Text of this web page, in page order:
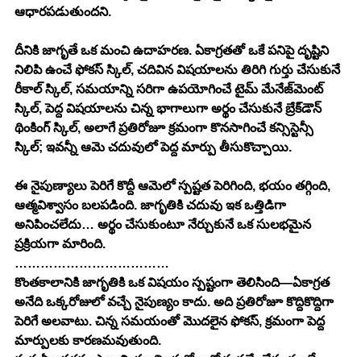
ఆధారపడుతుందని.
దీనికి జాగృతే ఒక మంచి ఉదాహరణ. ఏకాగ్రతతో ఒకే పనిపై దృష్టిని
నిలిపి ఉంచే ఫోకస్ స్కిల్, చదివిన విషయాలను తిరిగి గుర్తు చేసుకునే
రీకాల్ స్కిల్, సమయాన్ని సరిగా ఉపయోగించే టైమ్ మేనేజ్‌మెంట్
స్కిల్, పెద్ద విషయాలను చిన్న భాగాలుగా అర్థం చేసుకునే బ్రేక్‌డౌన్
థింకింగ్ స్కిల్, అలాగే ప్రతిరోజూ క్రమంగా కొనసాగించే కన్సిస్టెన్సీ
స్కిల్; ఇవన్నీ ఆమె చదువులో పెద్ద మార్పు తీసుకొచ్చాయి.
ఈ నైపుణ్యాలు పెరిగే కొద్దీ ఆమెలో స్పష్టత పెరిగింది, భయం తగ్గింది,
ఆత్మవిశ్వాసం బలపడింది. జాగృతికి చదువు ఇక ఒత్తిడిగా
అనిపించలేదు… అర్థం చేసుకుంటూ నేర్చుకునే ఒక సులభమైన
ప్రక్రియగా మారింది.
………………………………
కొంతకాలానికి జాగృతికి ఒక విషయం స్పష్టంగా తెలిసింది—ఏకాగ్రత
అనేది ఒక్కరోజులో వచ్చే నైపుణ్యం కాదు. అది ప్రతిరోజూ కొద్దికొద్దిగా
పెరిగే అలవాటు. చిన్న సమయంతో మొదలైన ఫోకస్, క్రమంగా పెద్ద
మార్పులకు కారణమవుతుంది.